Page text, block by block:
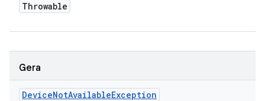
Throwable
Gera
DeviceNotAvailableException